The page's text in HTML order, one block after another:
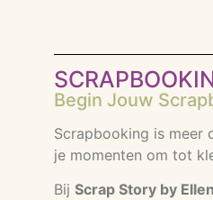
Begin Jouw
Scrapbooking is meer
je momenten om tot
Bij Scrap Story by Ellen